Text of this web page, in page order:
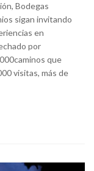
Bodegas
sigan invitando
en
por
que
visitas, más de